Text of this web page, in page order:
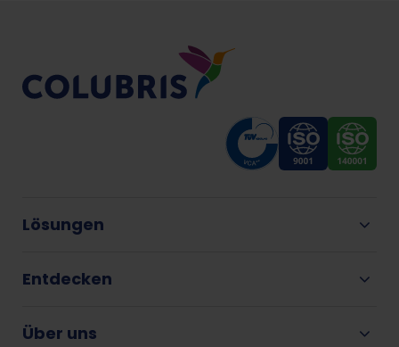
Lösungen
Entdecken
Über uns